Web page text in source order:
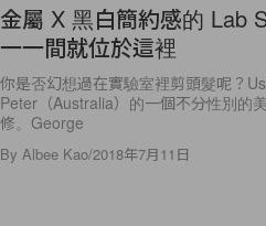
金屬 X 黑白簡約感的 Lab
一一間就位於這裡
你是否幻想過在實驗室裡剪頭髮呢？
Peter（Australia）的一個不分性別的
修。George
By Albee Kao/2018年7月11日